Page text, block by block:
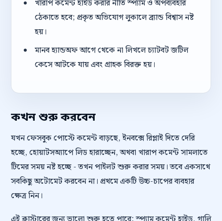
খারাপ কমেন্ট হাইড করার নীতি স্প্যাম ও অপব্যবহার
ঠেকাতে হবে; প্রকৃত অভিযোগ লুকালে ব্র্যান্ড বিশ্বাস নষ্ট
হয়।
মানব হ্যান্ডঅফ আগে থেকে না লিখলে চ্যাটবট জটিল
কেসে আটকে যায় এবং গ্রাহক বিরক্ত হয়।
কখন শুরু করবেন
যখন ফেসবুক পোস্টে কমেন্ট বাড়ছে, ইনবক্সে রিপ্লাই দিতে দেরি
হচ্ছে, হোয়াটসঅ্যাপে লিড হারাচ্ছেন, অথবা খারাপ কমেন্ট সামলাতে
টিমের সময় নষ্ট হচ্ছে - তখন পাইলট শুরু করার সময়। তবে একসাথে
সবকিছু অটোমেট করবেন না। প্রথমে একটি উচ্চ-চাপের ব্যবহার
ক্ষেত্র নিন।